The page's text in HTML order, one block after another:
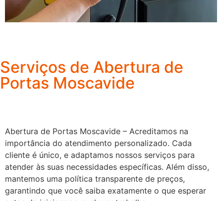
Serviços de Abertura de
Portas Moscavide
Abertura de Portas Moscavide – Acreditamos na
importância do atendimento personalizado. Cada
cliente é único, e adaptamos nossos serviços para
atender às suas necessidades específicas. Além disso,
mantemos uma política transparente de preços,
garantindo que você saiba exatamente o que esperar